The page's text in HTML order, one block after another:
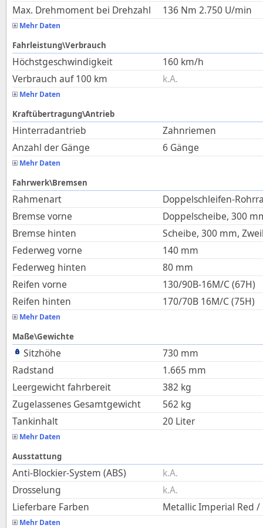
Max. Drehmoment bei Drehzahl
136 Nm 2.750 U/min
Mehr Daten
Fahrleistung\Verbrauch
Höchstgeschwindigkeit 160 km/h
Verbrauch auf 100 km
k.A.
Mehr Daten
Kraftübertragung\Antrieb
Hinterradantrieb
Zahnriemen
Anzahl der Gänge
6 Gänge
Mehr Daten
Fahrwerk\Bremsen
Rahmenart
Doppelschleifen-
Bremse vorne
Doppelscheibe, 300
Bremse hinten
Scheibe, 300 mm,
Federweg vorne
140 mm
Federweg hinten
80 mm
Reifen vorne
130/90B-16M/C (67H)
Reifen hinten
170/70B 16M/C (75H)
Mehr Daten
Maße\Gewichte
Sitzhöhe 730 mm
Radstand
1.665 mm
Leergewicht fahrbereit
382 kg
Zugelassenes Gesamtgewicht
562 kg
Tankinhalt
20 Liter
Mehr Daten
Ausstattung
Anti-Blockier-System (ABS)
k.A.
Drosselung
k.A.
Lieferbare Farben
Metallic Imperial Red
Mehr Daten